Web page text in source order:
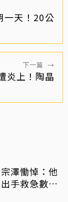
一天！20公
下一篇 →
炎上！陶晶
澤慟悼：他
手救急數十